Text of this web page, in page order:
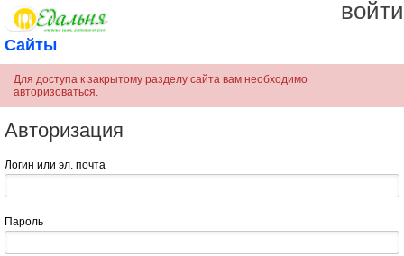
войти
Сайты
Для доступа к закрытому разделу сайта вам необходимо
авторизоваться.
Авторизация
Логин или эл. почта
Пароль